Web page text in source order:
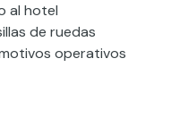
al hotel
de ruedas
operativos